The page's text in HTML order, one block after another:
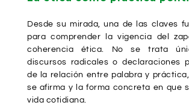
Desde su mirada, una de las claves
para comprender la vigencia del
coherencia ética. No se trata
discursos radicales o declaraciones
de la relación entre palabra y
se afirma y la forma concreta en que
vida cotidiana.